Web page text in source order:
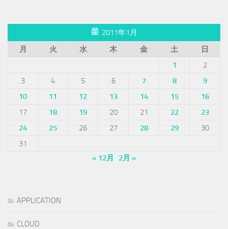
2011年1月
月
火 水 木 金 土
日
1
2
3
4 5 6 7 8
9
10
11 12 13 14 15
16
17
18 19 20 21 22
23
24
25 26 27 28 29
30
31
« 12月
2月 »
APPLICATION
CLOUD